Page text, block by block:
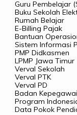
Guru Pembelajar
Buku Sekolah
Rumah Belajar
E-Billing Pajak
Bantuan
Sistem Informasi
PMP Didkasmen
LPMP Jawa Timur
Verval Sekolah
Verval PTK
Verval PD
Badan
Program
Data Pokok